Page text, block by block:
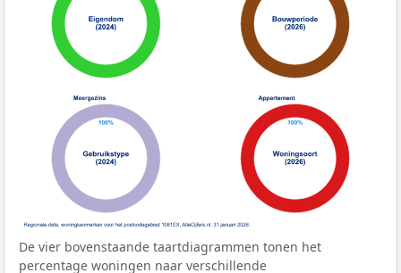
De vier bovenstaande taartdiagrammen tonen het
percentage woningen naar verschillende